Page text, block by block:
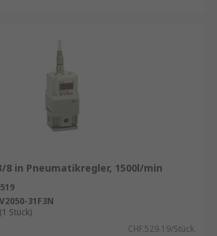
8 in Pneumatikregler, 1500l/min
31F3N
Stück)
CHF.529.19/Stück